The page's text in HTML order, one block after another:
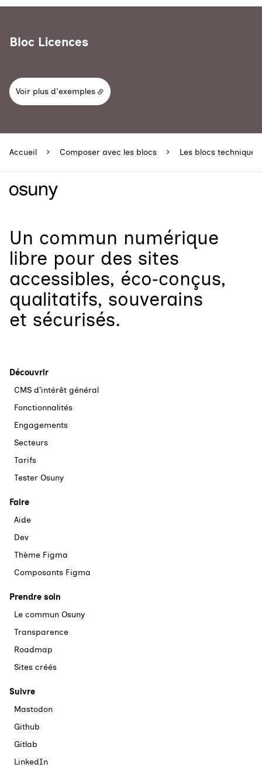
Bloc Licences
Voir plus d'exemples
Accueil Composer avec les blocs Les blocs techniques
Un commun numérique
libre pour des sites
accessibles, éco‑conçus,
qualitatifs, souverains
et sécurisés.
Découvrir
CMS d’intérêt général
Fonctionnalités
Engagements
Secteurs
Tarifs
Tester Osuny
Faire
Aide
Dev
Thème Figma
Composants Figma
Prendre soin
Le commun Osuny
Transparence
Roadmap
Sites créés
Suivre
Mastodon
Github
Gitlab
LinkedIn